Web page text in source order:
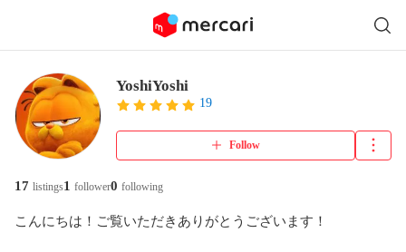
YoshiYoshi
19
Follow
17 listings1 follower0 following
こんにちは！ご覧いただきありがとうございます！